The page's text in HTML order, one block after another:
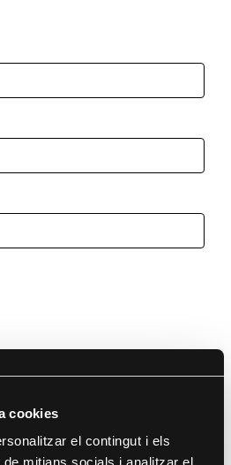
cookies
el contingut i els
mitjans socials i analitzar el